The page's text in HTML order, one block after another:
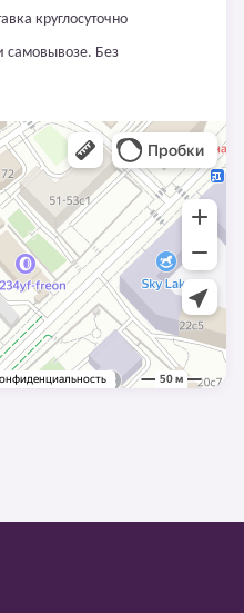
круглосуточно
самовывозе. Без